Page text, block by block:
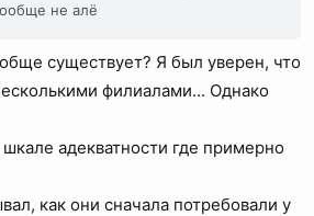
не алё
существует? Я был уверен, что
филиалами... Однако
адекватности где примерно
как они сначала потребовали у